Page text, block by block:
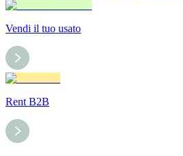
Vendi il tuo usato
Rent B2B